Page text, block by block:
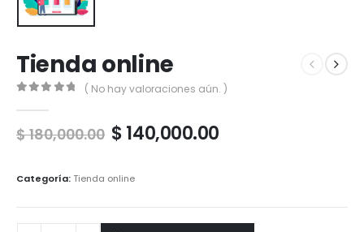
Tienda online
( No hay valoraciones aún. )
$180,000.00 $140,000.00
Categoría:Tienda online